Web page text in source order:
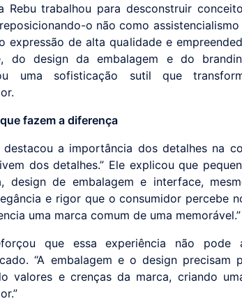
Rebu trabalhou para desconstruir
o não como
expressão de alta qualidade e
do design da embalagem e do
uma sofisticação sutil que
fazem a diferença
destacou a importância dos detalhes na
dos detalhes.” Ele explicou que
design de embalagem e interface,
e rigor que o consumidor percebe
uma marca comum de uma memorável.”
que essa experiência não
“A embalagem e o design precisam
valores e crenças da marca, criando